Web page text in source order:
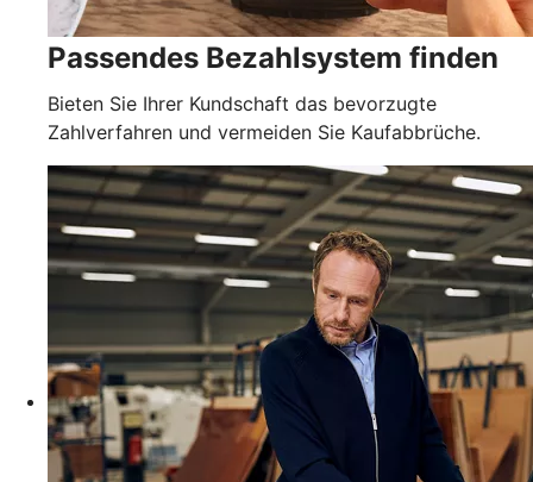
Passendes Bezahlsystem finden
Bieten Sie Ihrer Kundschaft das bevorzugte
Zahlverfahren und vermeiden Sie Kaufabbrüche.